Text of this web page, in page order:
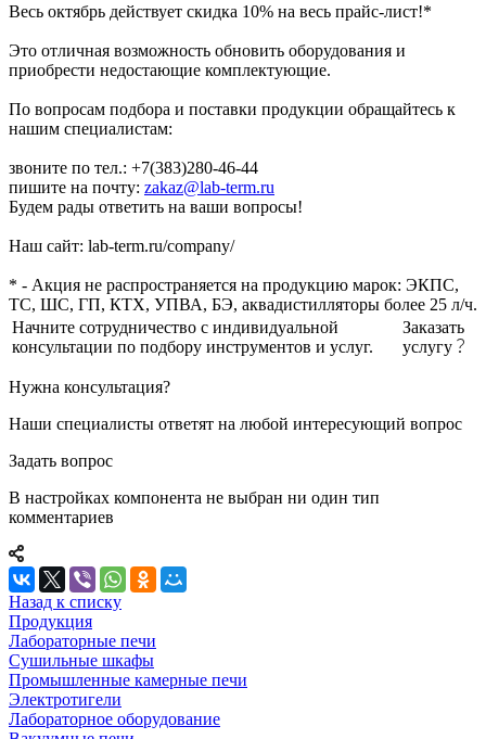
Весь октябрь действует скидка 10% на весь прайс-лист!*
Это отличная возможность обновить оборудования и
приобрести недостающие комплектующие.
По вопросам подбора и поставки продукции обращайтесь к
нашим специалистам:
звоните по тел.: +7(383)280-46-44
пишите на почту: zakaz@lab-term.ru
Будем рады ответить на ваши вопросы!
Наш сайт: lab-term.ru/company/
* - Акция не распространяется на продукцию марок: ЭКПС,
ТС, ШС, ГП, КТХ, УПВА, БЭ, аквадистилляторы более 25 л/ч.
Начните сотрудничество с индивидуальной
консультации по подбору инструментов и услуг.
Заказать
услугу
Нужна консультация?
Наши специалисты ответят на любой интересующий вопрос
Задать вопрос
В настройках компонента не выбран ни один тип
комментариев
Назад к списку
Продукция
Лабораторные печи
Сушильные шкафы
Промышленные камерные печи
Электротигели
Лабораторное оборудование